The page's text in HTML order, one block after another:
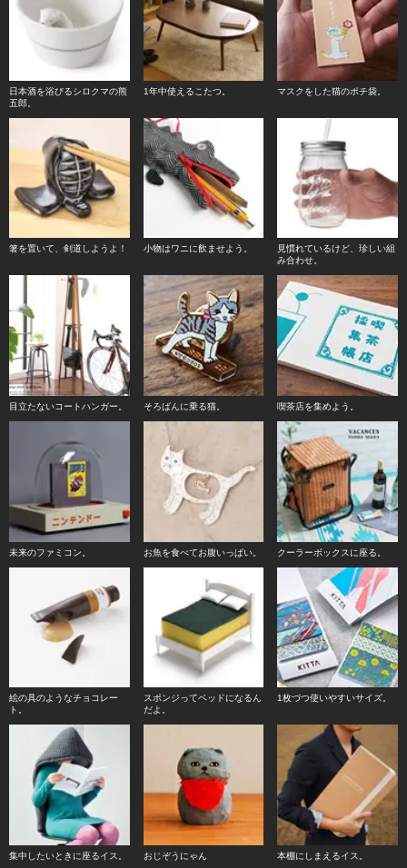
日本酒を浴びるシロクマの熊
五郎。
1年中使えるこたつ。 マスクをした猫のポチ袋。
箸を置いて、剣道しようよ！ 小物はワニに飲ませよう。
見慣れているけど、珍しい組
み合わせ。
目立たないコートハンガー。 そろばんに乗る猫。 喫茶店を集めよう。
未来のファミコン。 お魚を食べてお腹いっぱい。 クーラーボックスに座る。
絵の具のようなチョコレー
ト。
スポンジってベッドになるん
だよ。
1枚づつ使いやすいサイズ。
集中したいときに座るイス。 おじぞうにゃん 本棚にしまえるイス。